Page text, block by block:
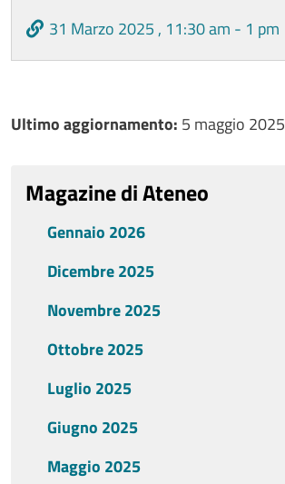
31 Marzo 2025 , 11:30 am - 1 pm
Ultimo aggiornamento
Ultimo aggiornamento: 5 maggio 2025
Magazine di Ateneo
Gennaio 2026
Dicembre 2025
Novembre 2025
Ottobre 2025
Luglio 2025
Giugno 2025
Maggio 2025